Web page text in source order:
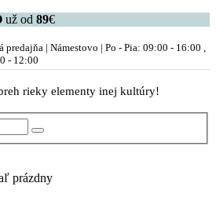
už od 89€
predajňa | Námestovo | Po - Pia: 09:00 - 16:00 ,
- 12:00
rieky elementy inej kultúry!
prázdny